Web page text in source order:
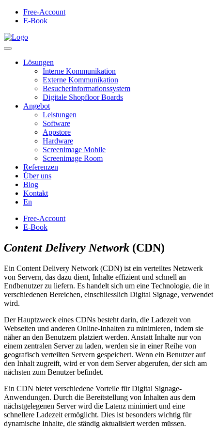
Free-Account
E-Book
Lösungen
Interne Kommunikation
Externe Kommunikation
Besucherinformationssystem
Digitale Shopfloor Boards
Angebot
Leistungen
Software
Appstore
Hardware
Screenimage Mobile
Screenimage Room
Referenzen
Über uns
Blog
Kontakt
En
Free-Account
E-Book
Content Delivery Network (CDN)
Ein Content Delivery Network (CDN) ist ein verteiltes Netzwerk
von Servern, das dazu dient, Inhalte effizient und schnell an
Endbenutzer zu liefern. Es handelt sich um eine Technologie, die in
verschiedenen Bereichen, einschliesslich Digital Signage, verwendet
wird.
Der Hauptzweck eines CDNs besteht darin, die Ladezeit von
Webseiten und anderen Online-Inhalten zu minimieren, indem sie
näher an den Benutzern platziert werden. Anstatt Inhalte nur von
einem zentralen Server zu laden, werden sie in einer Reihe von
geografisch verteilten Servern gespeichert. Wenn ein Benutzer auf
den Inhalt zugreift, wird er von dem Server abgerufen, der sich am
nächsten zum Benutzer befindet.
Ein CDN bietet verschiedene Vorteile für Digital Signage-
Anwendungen. Durch die Bereitstellung von Inhalten aus dem
nächstgelegenen Server wird die Latenz minimiert und eine
schnellere Ladezeit ermöglicht. Dies ist besonders wichtig für
dynamische Inhalte, die ständig aktualisiert werden müssen.